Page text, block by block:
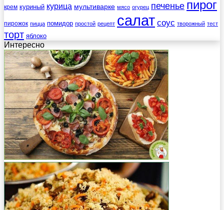
крем куриный курица мультиварке мясо огурец печенье пирог
пирожок пицца помидор простой рецепт салат соус творожный тест
торт яблоко
Интересно